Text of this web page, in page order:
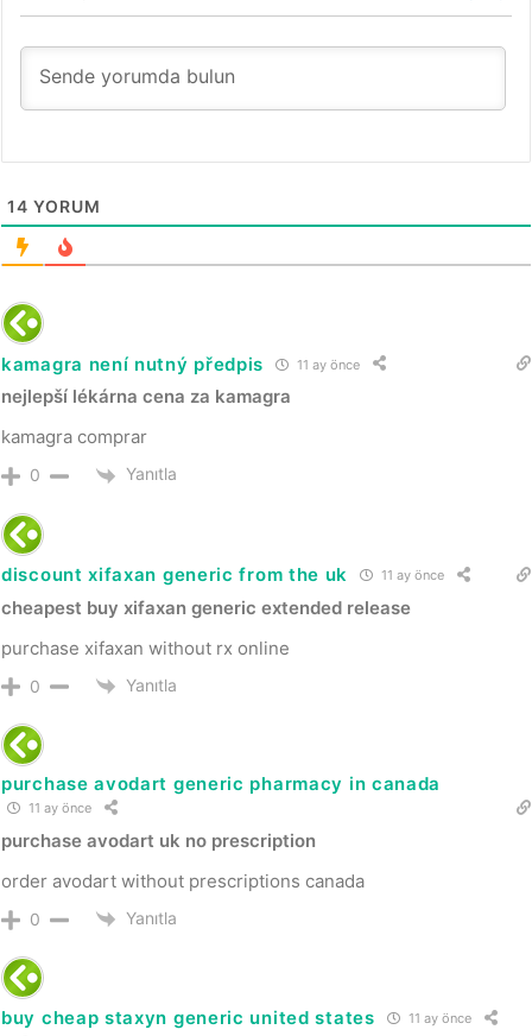
14 YORUM
kamagra není nutný předpis 11 ay önce
nejlepší lékárna cena za kamagra
kamagra comprar
0 Yanıtla
discount xifaxan generic from the uk 11 ay önce
cheapest buy xifaxan generic extended release
purchase xifaxan without rx online
0 Yanıtla
purchase avodart generic pharmacy in canada
11 ay önce
purchase avodart uk no prescription
order avodart without prescriptions canada
0 Yanıtla
buy cheap staxyn generic united states 11 ay önce